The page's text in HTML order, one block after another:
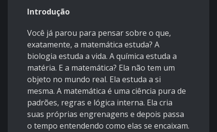
Introdução
Você já parou para pensar sobre o que,
exatamente, a matemática estuda? A
biologia estuda a vida. A química estuda a
matéria. E a matemática? Ela não tem um
objeto no mundo real. Ela estuda a si
mesma. A matemática é uma ciência pura de
padrões, regras e lógica interna. Ela cria
suas próprias engrenagens e depois passa
o tempo entendendo como elas se encaixam.